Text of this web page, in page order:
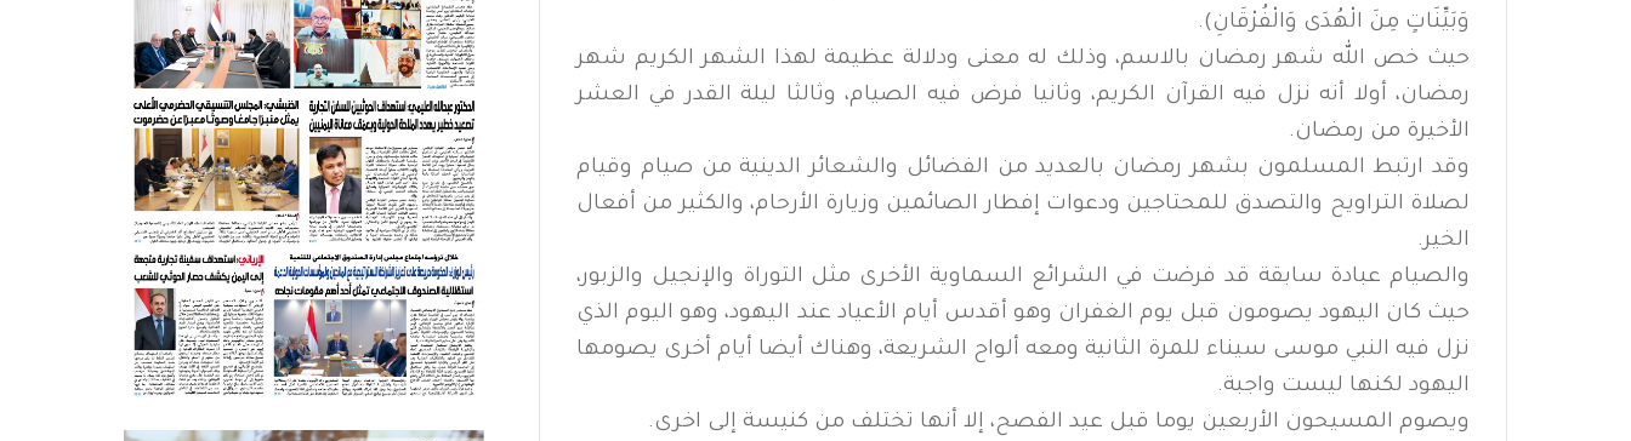
وَبَيِّنَاتٍ مِنَ الْهُدَى وَالْفُرْقَانِ).
حيث خص الله شهر رمضان بالاسم، وذلك له معنى ودلالة عظيمة لهذا الشهر الكريم شهر
رمضان، أولا أنه نزل فيه القرآن الكريم، وثانيا فرض فيه الصيام، وثالثا ليلة القدر في العشر
الأخيرة من رمضان.
وقد ارتبط المسلمون بشهر رمضان بالعديد من الفضائل والشعائر الدينية من صيام وقيام
لصلاة التراويح والتصدق للمحتاجين ودعوات إفطار الصائمين وزيارة الأرحام، والكثير من أفعال
الخير.
والصيام عبادة سابقة قد فرضت في الشرائع السماوية الأخرى مثل التوراة والإنجيل والزبور،
حيث كان اليهود يصومون قبل يوم الغفران وهو أقدس أيام الأعياد عند اليهود، وهو اليوم الذي
نزل فيه النبي موسى سيناء للمرة الثانية ومعه ألواح الشريعة، وهناك أيضا أيام أخرى يصومها
اليهود لكنها ليست واجبة.
ويصوم المسيحون الأربعين يوما قبل عيد الفصح، إلا أنها تختلف من كنيسة إلى اخرى.